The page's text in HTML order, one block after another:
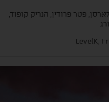
פטר פרודין, הנריק קופוד,
LevelK,